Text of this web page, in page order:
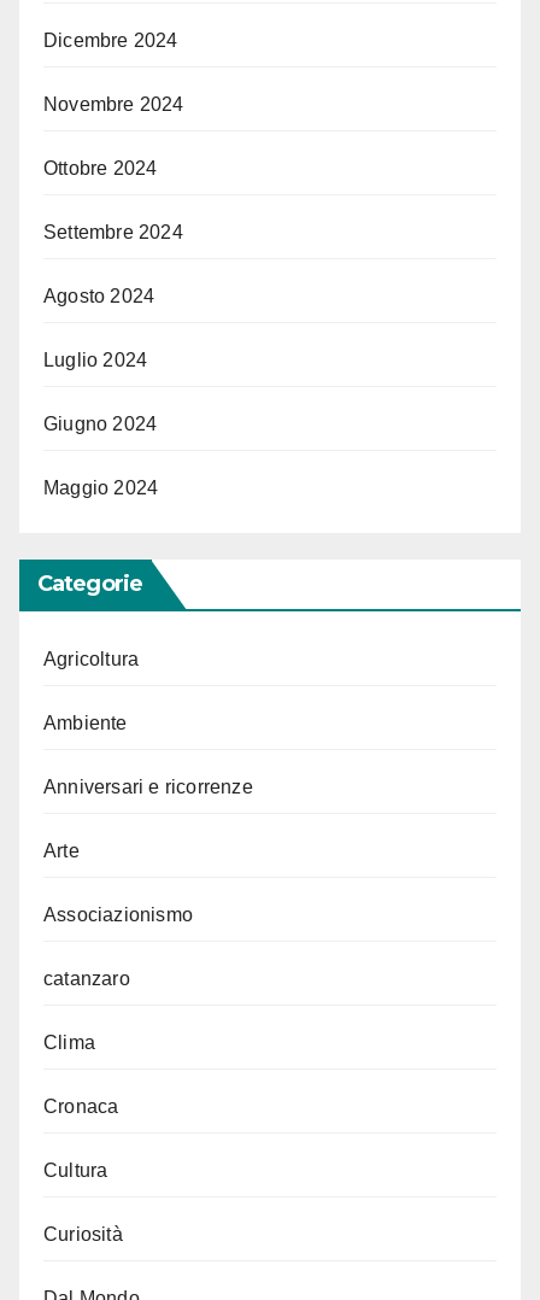
Dicembre 2024
Novembre 2024
Ottobre 2024
Settembre 2024
Agosto 2024
Luglio 2024
Giugno 2024
Maggio 2024
Categorie
Agricoltura
Ambiente
Anniversari e ricorrenze
Arte
Associazionismo
catanzaro
Clima
Cronaca
Cultura
Curiosità